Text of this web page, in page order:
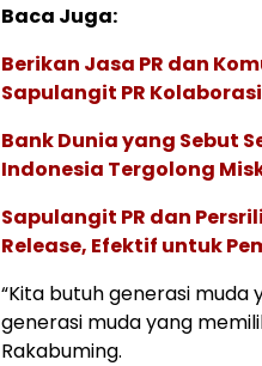
Baca Juga:
Berikan Jasa PR dan
Sapulangit PR
Bank Dunia yang Sebut
Indonesia Tergolong
Sapulangit PR dan
Release, Efektif untuk
“Kita butuh generasi muda
generasi muda yang
Rakabuming.